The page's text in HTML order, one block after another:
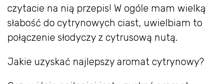
czytacie na nią przepis! W ogóle mam wielką
słabość do cytrynowych ciast, uwielbiam to
połączenie słodyczy z cytrusową nutą.
Jakie uzyskać najlepszy aromat cytrynowy?